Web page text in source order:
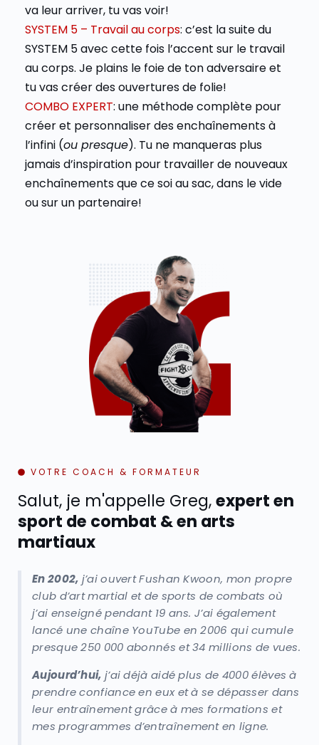
va leur arriver, tu vas voir!
SYSTEM 5 – Travail au corps: c’est la suite du
SYSTEM 5 avec cette fois l’accent sur le travail
au corps. Je plains le foie de ton adversaire et
tu vas créer des ouvertures de folie!
COMBO EXPERT: une méthode complète pour
créer et personnaliser des enchaînements à
l’infini (ou presque). Tu ne manqueras plus
jamais d’inspiration pour travailler de nouveaux
enchaînements que ce soi au sac, dans le vide
ou sur un partenaire!
VOTRE COACH & FORMATEUR
Salut, je m'appelle Greg,expert en
sport de combat & en arts
martiaux
En 2002, j’ai ouvert Fushan Kwoon, mon propre
club d’art martial et de sports de combats où
j’ai enseigné pendant 19 ans. J’ai également
lancé une chaîne YouTube en 2006 qui cumule
presque 250 000 abonnés et 34 millions de vues.
Aujourd’hui, j’ai déjà aidé plus de 4000 élèves à
prendre confiance en eux et à se dépasser dans
leur entraînement grâce à mes formations et
mes programmes d’entraînement en ligne.